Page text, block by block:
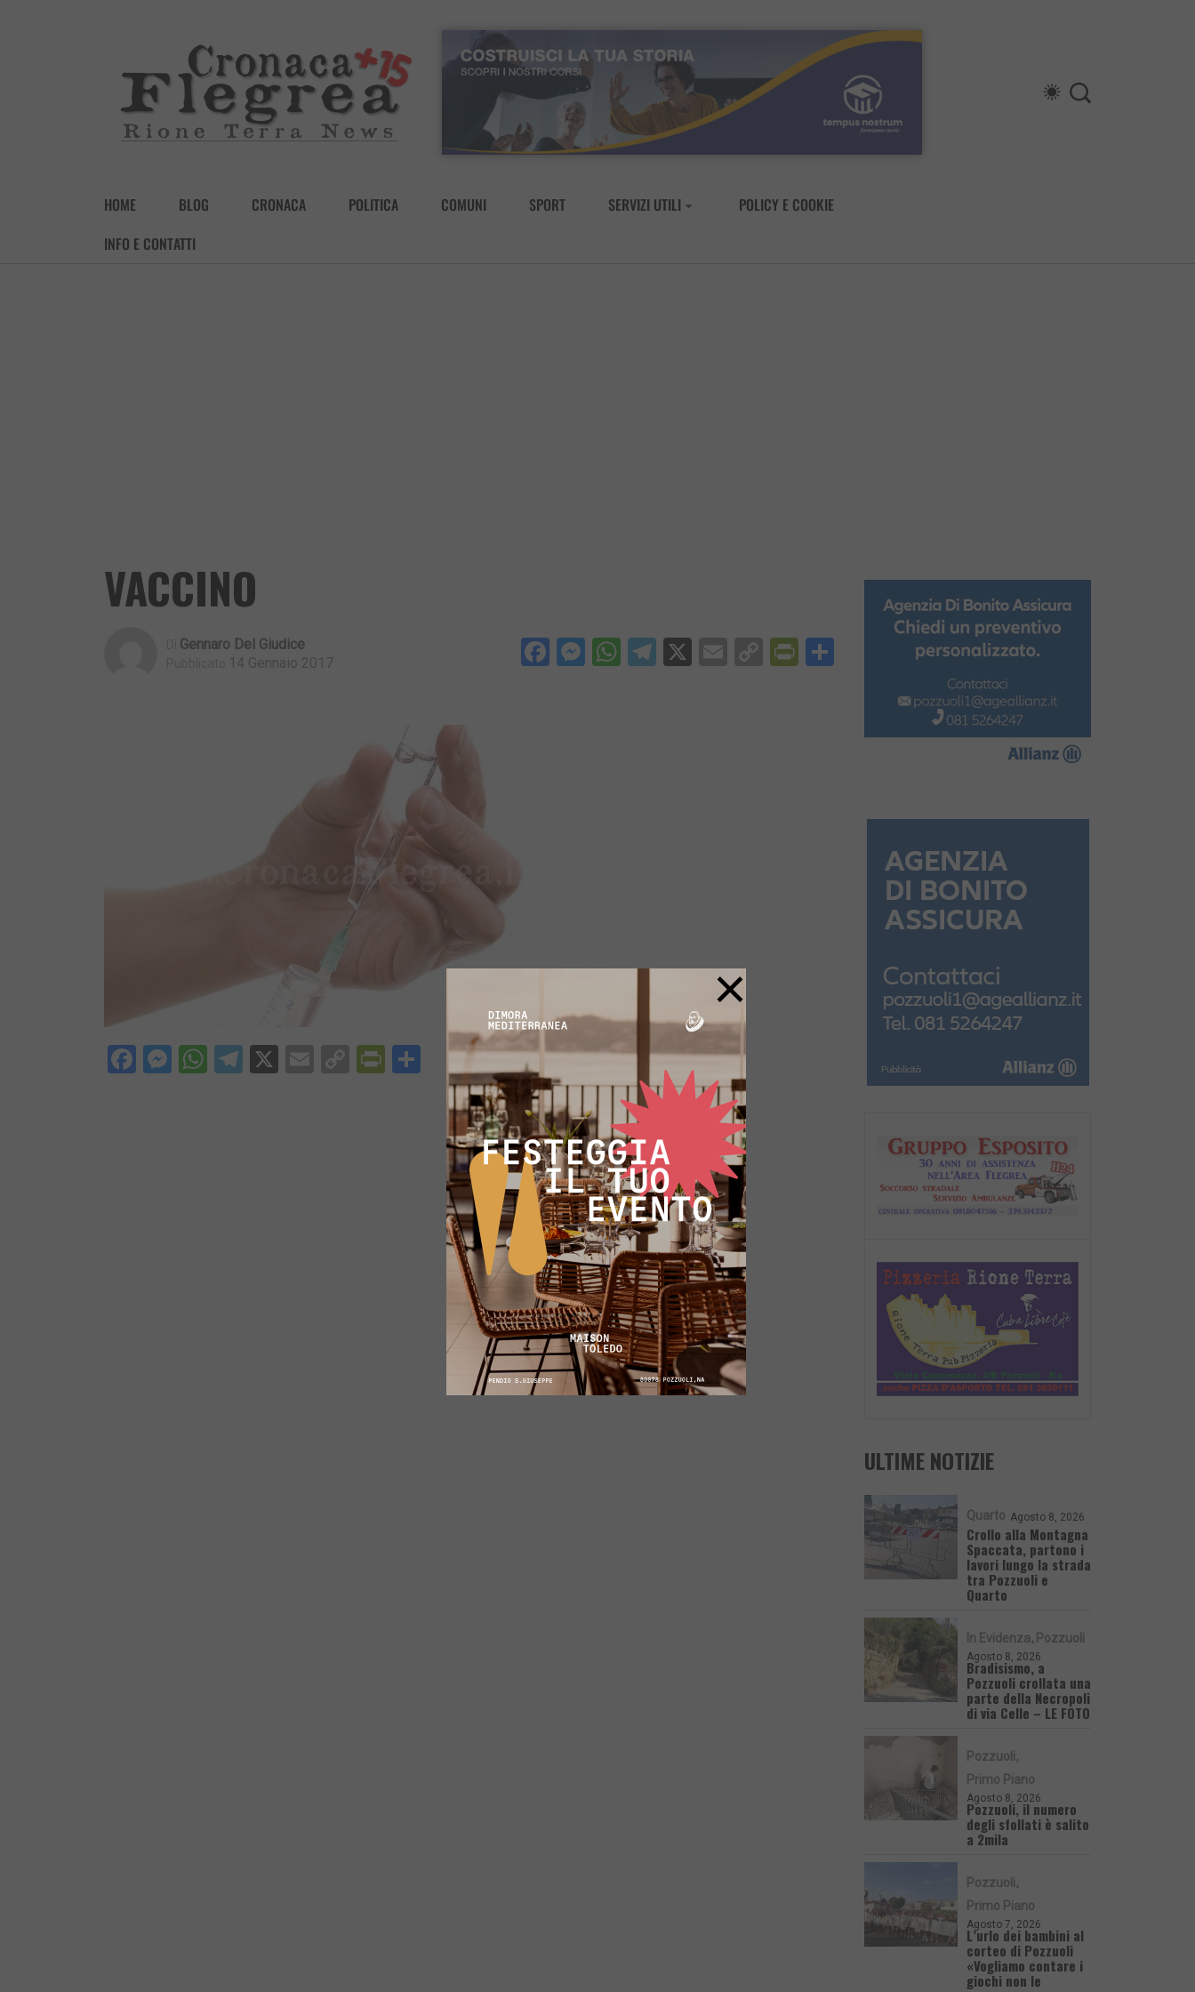
HOME BLOG CRONACA POLITICA COMUNI SPORT SERVIZI UTILI
POLICY E COOKIE
INFO E CONTATTI
VACCINO
Gennaro Del Giudice
14 Gennaio 2017 Facebook
Messenger
WhatsApp
Telegram
X EmailCopyPrintFriendly
Condividi
Facebook
Messenger
WhatsApp
Telegram
X EmailCopyPrintFriendly
Condividi
ULTIME NOTIZIE
Quarto Agosto 8, 2026
Crollo alla Montagna
Spaccata, partono i
lavori lungo la strada
tra Pozzuoli e
Quarto
In Evidenza Pozzuoli
Agosto 8, 2026
Bradisismo, a
Pozzuoli crollata una
parte della Necropoli
di via Celle – LE FOTO
Pozzuoli
Primo Piano
Agosto 8, 2026
Pozzuoli, il numero
degli sfollati è salito
a 2mila
Pozzuoli
Primo Piano
Agosto 7, 2026
L’urlo dei bambini al
corteo di Pozzuoli
«Vogliamo contare i
giochi non le
×